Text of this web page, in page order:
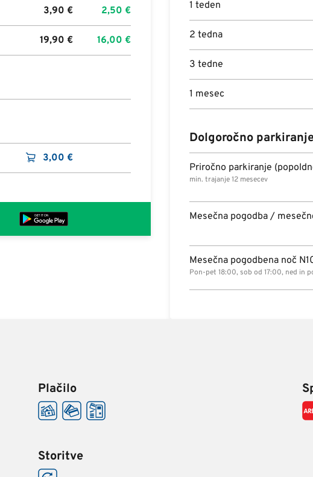
3,90€ 2,50€
19,90€ 16,00€
3,00€
1 teden
2 tedna
3 tedne
1 mesec
Dolgoročno
Priročno parkiranje
min. trajanje 12 mesecev
Mesečna pogodba /
Mesečna pogodbena noč
Pon-pet 18:00, sob od 17:00, ned in
Plačilo
Storitve